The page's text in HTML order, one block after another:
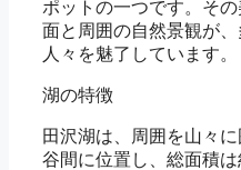
ポットの一つです。その
面と周囲の自然景観が
人々を魅了しています。
湖の特徴
田沢湖は、周囲を山々
谷間に位置し、総面積は